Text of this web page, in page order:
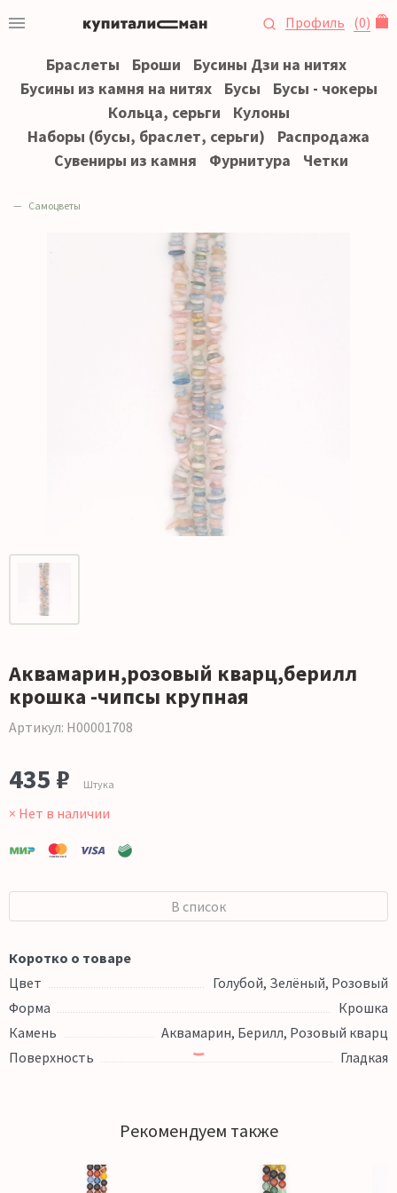
Профиль (0)
Браслеты Броши
Бусины Дзи на нитях
Бусины из камня на нитях
Бусы
Бусы - чокеры
Кольца, серьги
Кулоны
Наборы (бусы, браслет, серьги)
Распродажа
Сувениры из камня
Фурнитура Четки
Самоцветы
Аквамарин,розовый кварц,берилл
крошка -чипсы крупная
Артикул: Н00001708
435 ₽ Штука
× Нет в наличии
В список
Коротко о товаре
Цвет
Голубой, Зелёный, Розовый
Форма
Крошка
Камень
Аквамарин, Берилл, Розовый кварц
Поверхность
Гладкая
Рекомендуем также